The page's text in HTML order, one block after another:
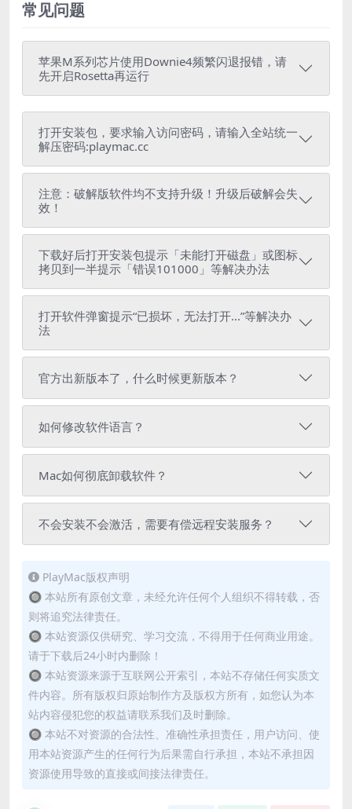
常见问题
苹果M系列芯片使用Downie4频繁闪退报错，请
先开启Rosetta再运行
打开安装包，要求输入访问密码，请输入全站统一
解压密码:playmac.cc
注意：破解版软件均不支持升级！升级后破解会失
效！
下载好后打开安装包提示「未能打开磁盘」或图标
拷贝到一半提示「错误101000」等解决办法
打开软件弹窗提示“已损坏，无法打开...”等解决办
法
官方出新版本了，什么时候更新版本？
如何修改软件语言？
Mac如何彻底卸载软件？
不会安装不会激活，需要有偿远程安装服务？
PlayMac版权声明
🔘 本站所有原创文章，未经允许任何个人组织不得转载，否
则将追究法律责任。
🔘 本站资源仅供研究、学习交流，不得用于任何商业用途。
请于下载后24小时内删除！
🔘 本站资源来源于互联网公开索引，本站不存储任何实质文
件内容。所有版权归原始制作方及版权方所有，如您认为本
站内容侵犯您的权益请联系我们及时删除。
🔘 本站不对资源的合法性、准确性承担责任，用户访问、使
用本站资源产生的任何行为后果需自行承担，本站不承担因
资源使用导致的直接或间接法律责任。